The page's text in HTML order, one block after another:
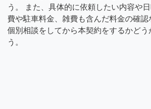
う。 また、具体的に依頼したい内容や
費や駐車料金、雑費も含んだ料金の確認
個別相談をしてから本契約をするかどう
う。